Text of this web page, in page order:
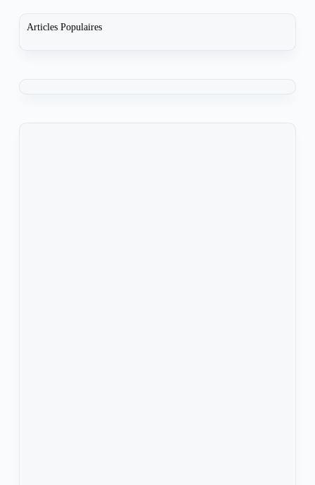
Articles Populaires